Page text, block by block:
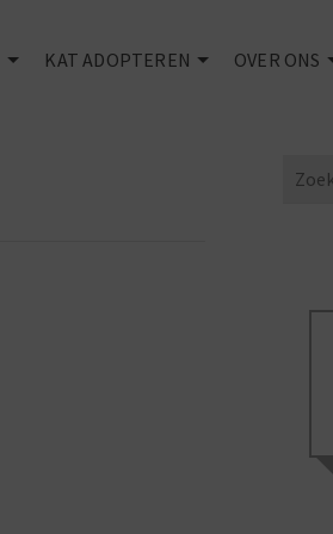
KAT ADOPTEREN OVER ONS
Search